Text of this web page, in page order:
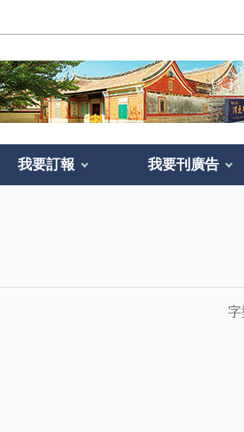
我要訂報 我要刊廣告
字